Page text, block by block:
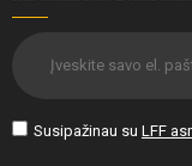
Susipažinau su LFF